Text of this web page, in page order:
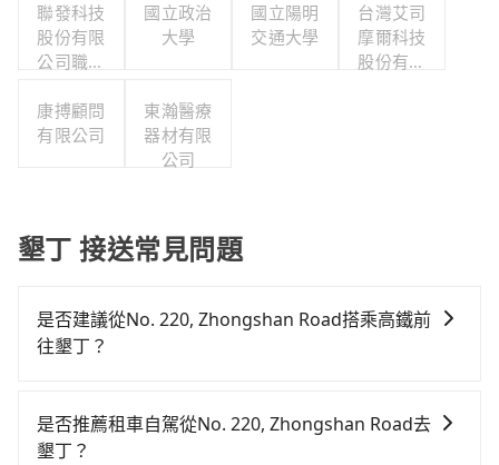
聯發科技
股份有限
公司職工
會
國立政治
大學
國立陽明
交通大學
台灣艾司
摩爾科技
股份有限
康搏顧問
有限公司
東瀚醫療
器材有限
公司
墾丁 接送常見問題
是否建議從No. 220, Zhongshan Road搭乘高鐵前
往墾丁？
鐵較貴、費時，且難叫計程車前往高鐵站！從最早06:25
一直到23:07，台中-左營一天最多有89班次高鐵可搭
是否推薦租車自駕從No. 220, Zhongshan Road去
墾丁？